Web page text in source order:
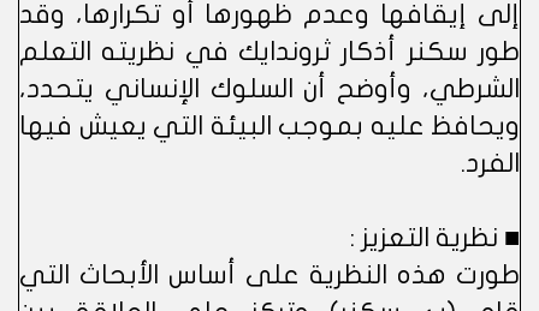
إلى إيقافها وعدم ظهورها أو تكرارها، وقد
طور سكنر أذكار ثروندايك في نظريته التعلم
الشرطي، وأوضح أن السلوك الإنساني يتحدد،
ويحافظ عليه بموجب البيئة التي يعيش فيها
الفرد.
■ نظرية التعزيز :
طورت هذه النظرية على أساس الأبحاث التي